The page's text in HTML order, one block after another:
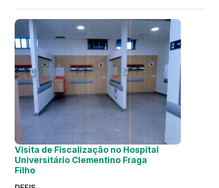
Visita de Fiscalização no Hospital
Universitário Clementino Fraga
Filho